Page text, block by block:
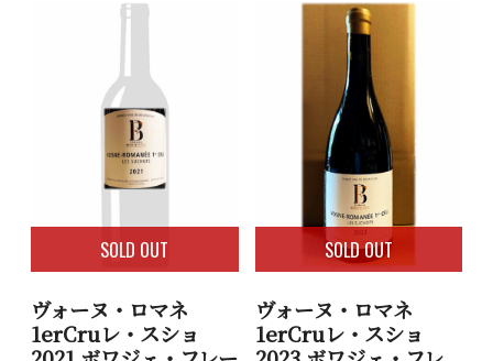
SOLD OUT
ヴォーヌ・ロマネ
1erCruレ・スショ
SOLD OUT
ヴォーヌ・ロマネ
1erCruレ・スショ